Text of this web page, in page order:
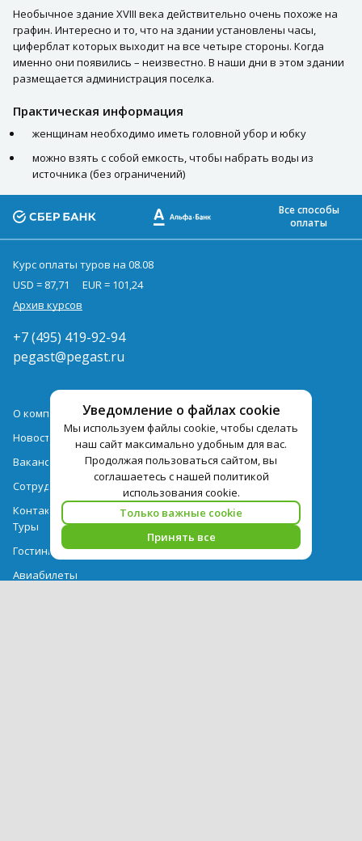
Необычное здание XVIII века действительно очень похоже на
графин. Интересно и то, что на здании установлены часы,
циферблат которых выходит на все четыре стороны. Когда
именно они появились – неизвестно. В наши дни в этом здании
размещается администрация поселка.
Практическая информация
женщинам необходимо иметь головной убор и юбку
можно взять с собой емкость, чтобы набрать воды из
источника (без ограничений)
Уведомление о файлах cookie
Мы используем файлы cookie, чтобы сделать
наш сайт максимально удобным для вас.
Продолжая пользоваться сайтом, вы
соглашаетесь с нашей политикой
использования cookie.
Только важные cookie
Принять все
Все способы
оплаты
Курс оплаты туров на 08.08
USD = 87,71
EUR = 101,24
Архив курсов
+7 (495) 419-92-94
pegast@pegast.ru
О компании
Новости
Вакансии
Сотрудничество
Контактная информация
Туры
Гостиницы
Авиабилеты